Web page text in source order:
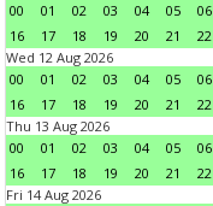
00
01 02 03 04 05 06
16
17 18 19 20 21 22
Wed 12 Aug 2026
00
01 02 03 04 05 06
16
17 18 19 20 21 22
Thu 13 Aug 2026
00
01 02 03 04 05 06
16
17 18 19 20 21 22
Fri 14 Aug 2026